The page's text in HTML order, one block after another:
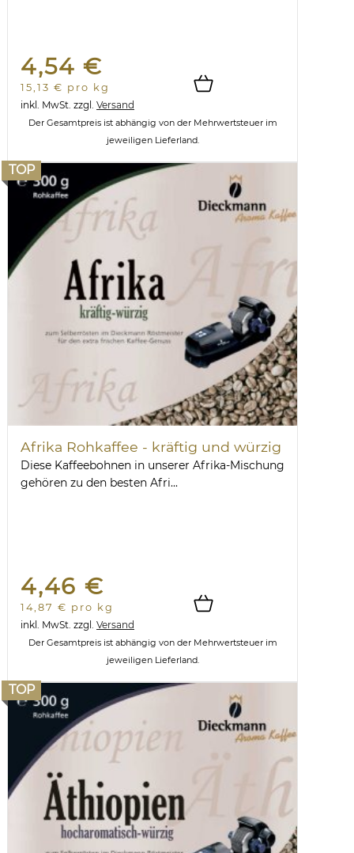
4,54 €
15,13 € pro kg
inkl. MwSt. zzgl. Versand
Der Gesamtpreis ist abhängig von der Mehrwertsteuer im
jeweiligen Lieferland.
TOP
Afrika Rohkaffee - kräftig und würzig
Diese Kaffeebohnen in unserer Afrika-Mischung
gehören zu den besten Afri...
4,46 €
14,87 € pro kg
inkl. MwSt. zzgl. Versand
Der Gesamtpreis ist abhängig von der Mehrwertsteuer im
jeweiligen Lieferland.
TOP